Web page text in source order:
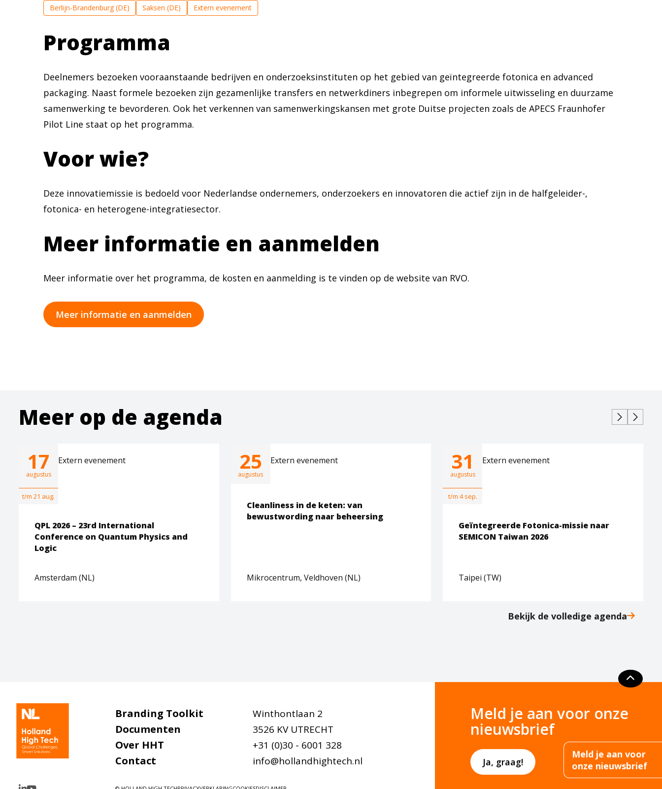
Berlijn-Brandenburg (DE) Saksen (DE) Extern evenement
Programma
Deelnemers bezoeken vooraanstaande bedrijven en onderzoeksinstituten op het gebied van geïntegreerde fotonica en advanced
packaging. Naast formele bezoeken zijn gezamenlijke transfers en netwerkdiners inbegrepen om informele uitwisseling en duurzame
samenwerking te bevorderen. Ook het verkennen van samenwerkingskansen met grote Duitse projecten zoals de APECS Fraunhofer
Pilot Line staat op het programma.
Voor wie?
Deze innovatiemissie is bedoeld voor Nederlandse ondernemers, onderzoekers en innovatoren die actief zijn in de halfgeleider-,
fotonica- en heterogene-integratiesector.
Meer informatie en aanmelden
Meer informatie over het programma, de kosten en aanmelding is te vinden op de website van RVO.
Meer informatie en aanmelden
Meer op de agenda
17
augustus
t/m 21 aug.
Extern evenement
QPL 2026 – 23rd International
Conference on Quantum Physics and
Logic
Amsterdam (NL)
25
augustus
Extern evenement
Cleanliness in de keten: van
bewustwording naar beheersing
Mikrocentrum, Veldhoven (NL)
31
augustus
t/m 4 sep.
Extern evenement
Geïntegreerde Fotonica-missie naar
SEMICON Taiwan 2026
Taipei (TW)
Bekijk de volledige agenda
Branding Toolkit
Documenten
Over HHT
Contact
Winthontlaan 2
3526 KV UTRECHT
+31 (0)30 - 6001 328
info@hollandhightech.nl
Meld je aan voor onze
nieuwsbrief
Ja, graag!
Meld je aan voor
onze nieuwsbrief